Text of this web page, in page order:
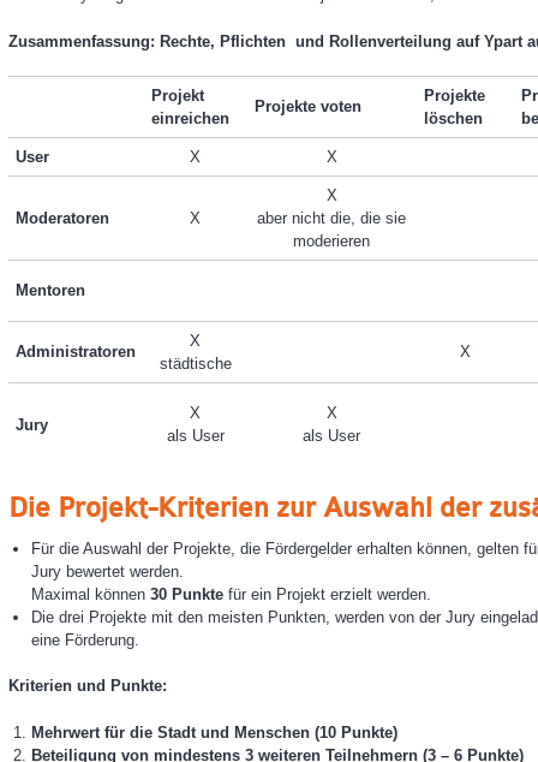
Zusammenfassung: Rechte, Pflichten und Rollenverteilung auf Ypart
Projekt
einreichen
Projekte voten
Projekte
löschen
User X X
Moderatoren X
X
aber nicht die, die sie
moderieren
Mentoren
Administratoren
X
städtische
X
Jury
X
als User
X
als User
Die Projekt-Kriterien zur Auswahl der
Für die Auswahl der Projekte, die Fördergelder erhalten können, gelten
Jury bewertet werden.
Maximal können 30 Punkte für ein Projekt erzielt werden.
Die drei Projekte mit den meisten Punkten, werden von der Jury
eine Förderung.
Kriterien und Punkte:
Mehrwert für die Stadt und Menschen (10 Punkte)
Beteiligung von mindestens 3 weiteren Teilnehmern (3 – 6 Punkte)